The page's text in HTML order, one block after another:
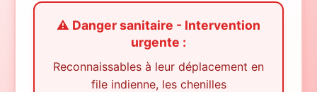
⚠️ Danger sanitaire - Intervention
urgente :
Reconnaissables à leur déplacement en
file indienne, les chenilles